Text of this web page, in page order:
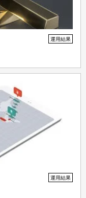
運用結果
運用結果